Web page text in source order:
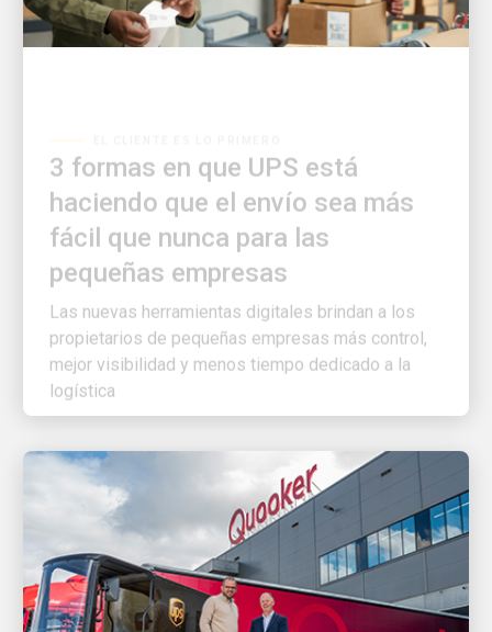
haciendo que el envío sea más
fácil que nunca para las
pequeñas empresas
Las nuevas herramientas digitales brindan a los
propietarios de pequeñas empresas más control,
mejor visibilidad y menos tiempo dedicado a la
logística